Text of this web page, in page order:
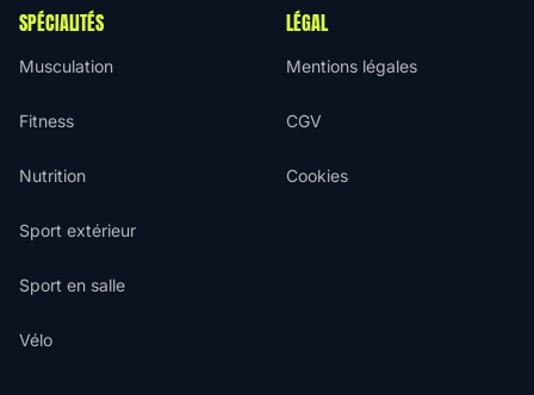
SPÉCIALITÉS
Musculation
Fitness
Nutrition
Sport extérieur
Sport en salle
Vélo
LÉGAL
Mentions légales
CGV
Cookies